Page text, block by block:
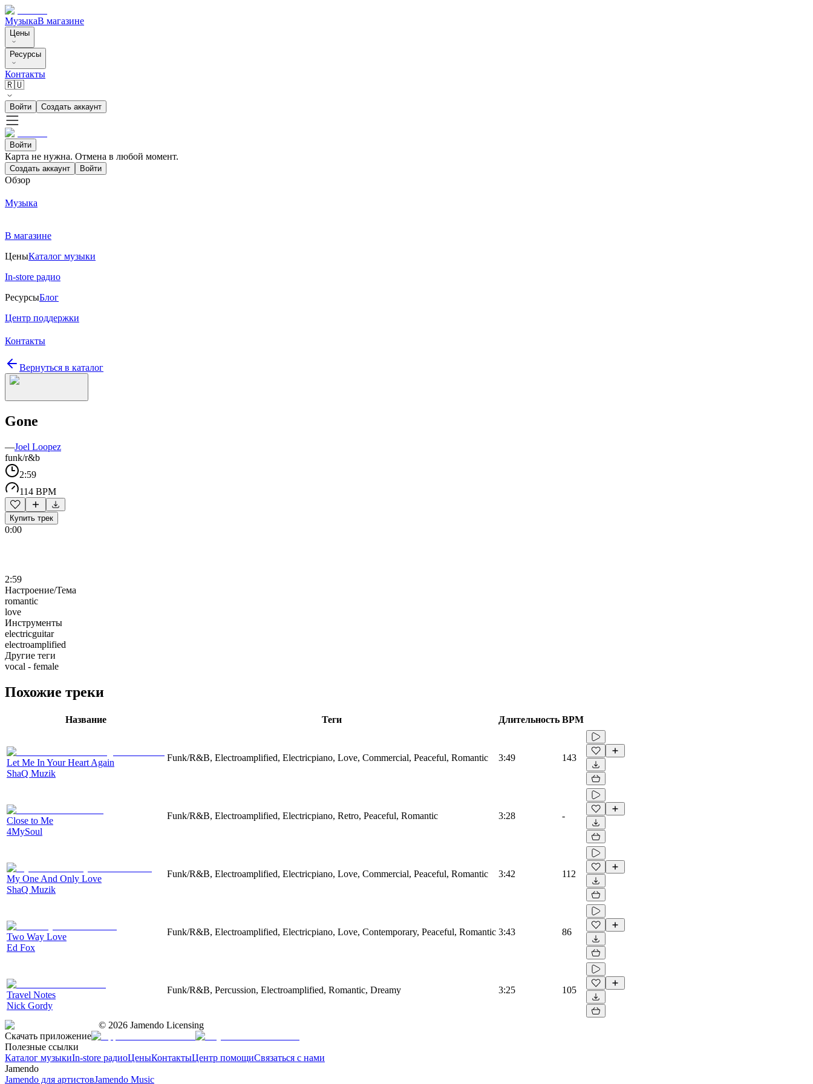
МузыкаВ магазине
Цены
Ресурсы
Контакты
🇷🇺
Войти Создать аккаунт
Войти
Карта не нужна. Отмена в любой момент.
Создать аккаунт Войти
Обзор
Музыка
В магазине
ЦеныКаталог музыки
In-store радио
РесурсыБлог
Центр поддержки
Контакты
Вернуться в каталог
Gone
—Joel Loopez
funk/r&b
2:59
114 BPM
Купить трек
0:00
2:59
Настроение/Тема
romantic
love
Инструменты
electricguitar
electroamplified
Другие теги
vocal - female
Похожие треки
Название Теги Длительность BPM
Let Me In Your Heart Again
ShaQ Muzik
Funk/R&B, Electroamplified, Electricpiano, Love, Commercial, Peaceful, Romantic 3:49 143
Close to Me
4MySoul
Funk/R&B, Electroamplified, Electricpiano, Retro, Peaceful, Romantic 3:28 -
My One And Only Love
ShaQ Muzik
Funk/R&B, Electroamplified, Electricpiano, Love, Commercial, Peaceful, Romantic 3:42 112
Two Way Love
Ed Fox
Funk/R&B, Electroamplified, Electricpiano, Love, Contemporary, Peaceful, Romantic 3:43 86
Travel Notes
Nick Gordy
Funk/R&B, Percussion, Electroamplified, Romantic, Dreamy 3:25 105
© 2026 Jamendo Licensing
Скачать приложение
Полезные ссылки
Каталог музыкиIn-store радиоЦеныКонтактыЦентр помощиСвязаться с нами
Jamendo
Jamendo для артистовJamendo Music